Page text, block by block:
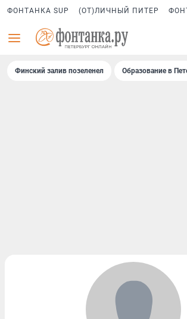
ФОНТАНКА SUP (ОТ)ЛИЧНЫЙ ПИТЕР
Финский залив позеленел Образование в